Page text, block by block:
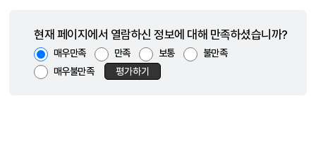
현재 페이지에서 열람하신 정보에 대해 만족하셨습니까?
매우만족 만족 보통
불만족
매우불만족
평가하기